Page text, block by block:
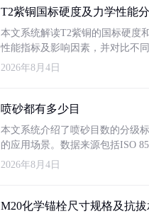
T2紫铜国标硬度及力学性能
本文系统解读T2紫铜的国标硬度
性能指标及影响因素，并对比不
2026年8月4日
喷砂都有多少目
本文系统介绍了喷砂目数的分级
的应用场景。数据来源包括ISO
2026年8月4日
M20化学锚栓尺寸规格及抗